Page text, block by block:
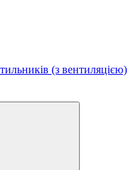
(з вентиляцією)